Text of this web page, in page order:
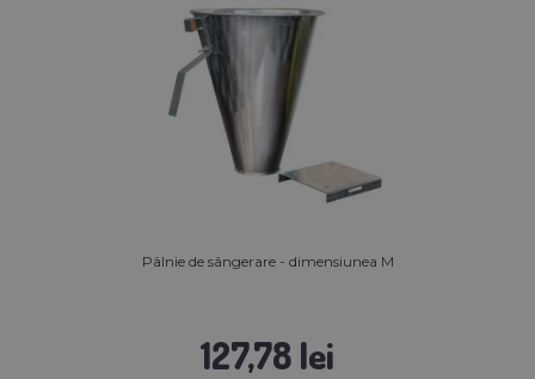
Pâlnie de sângerare - dimensiunea M
127,78 lei